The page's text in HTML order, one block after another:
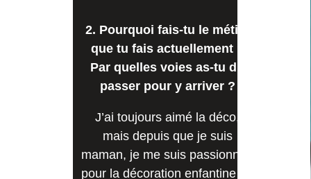
2. Pourquoi fais-tu le métier
que tu fais actuellement ?
Par quelles voies as-tu dû
passer pour y arriver ?
J’ai toujours aimé la déco,
mais depuis que je suis
maman, je me suis passionnée
pour la décoration enfantine et,